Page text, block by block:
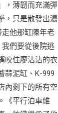
，薄韌而充滿彈
，只是散發出濃
他那缸陳年老
們要從後院逃
咬住廖沾沾的衣
蒜泥缸、K-999
內剩下的所有空
《平行泊車維